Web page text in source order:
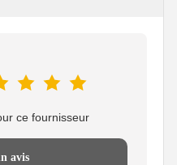
ce fournisseur
avis